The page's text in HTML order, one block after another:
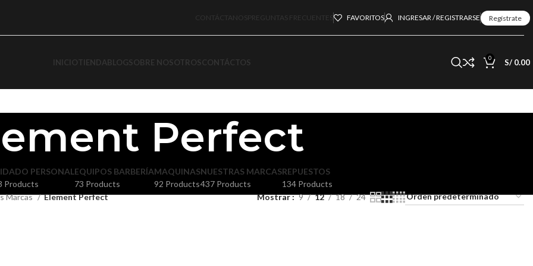
CONTÁCTANOS PREGUNTAS FRECUENTES FAVORITOS INGRESAR / REGISTRARSE Regístrate
INICIOTIENDABLOGSOBRE NOSOTROSCONTÁCTOS 0 S/ 0.00
Perfect
PERSONAL
Products
EQUIPOS BARBERÍA
73 Products
MAQUINAS
92 Products
NUESTRAS MARCAS
437 Products
REPUESTOS
134 Products
Marcas Element Perfect Mostrar 9 12 18 24